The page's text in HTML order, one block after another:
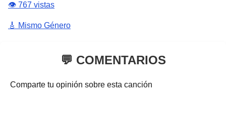
👁️ 767 vistas
🎸 Mismo Género
💬 COMENTARIOS
Comparte tu opinión sobre esta canción